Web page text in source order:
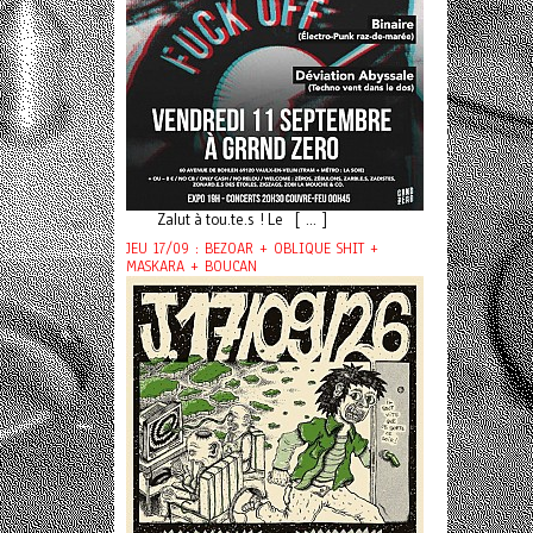
Zalut à tou.te.s ! Le [ ... ]
JEU 17/09 : BEZOAR + OBLIQUE SHIT +
MASKARA + BOUCAN